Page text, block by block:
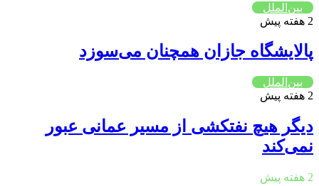
بین‌الملل
2 هفته پیش
پالایشگاه جازان همچنان می‌سوزد
بین‌الملل
2 هفته پیش
دیگر هیچ نفتکشی از مسیر عمانی عبور
نمی‌کند
2 هفته پیش